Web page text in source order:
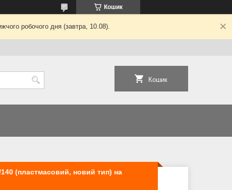
Кошик
робочого дня (завтра, 10.08).
Кошик
(пластмасовий, новий тип) на